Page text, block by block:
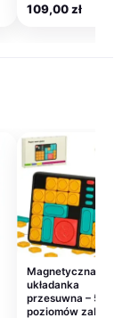
109,00zł
Magnetyczna
układanka
przesuwna – 500
poziomów zabawy